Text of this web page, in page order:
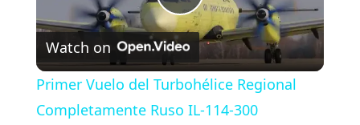
P
l
a
Watch on
Primer Vuelo del Turbohélice Regional
Completamente Ruso IL-114-300